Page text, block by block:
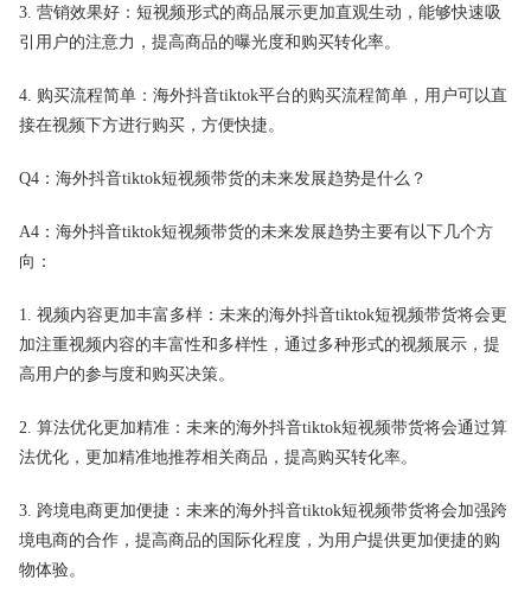
3. 营销效果好：短视频形式的商品展示更加直观生动，能够快速吸
引用户的注意力，提高商品的曝光度和购买转化率。
4. 购买流程简单：海外抖音tiktok平台的购买流程简单，用户可以直
接在视频下方进行购买，方便快捷。
Q4：海外抖音tiktok短视频带货的未来发展趋势是什么？
A4：海外抖音tiktok短视频带货的未来发展趋势主要有以下几个方
向：
1. 视频内容更加丰富多样：未来的海外抖音tiktok短视频带货将会更
加注重视频内容的丰富性和多样性，通过多种形式的视频展示，提
高用户的参与度和购买决策。
2. 算法优化更加精准：未来的海外抖音tiktok短视频带货将会通过算
法优化，更加精准地推荐相关商品，提高购买转化率。
3. 跨境电商更加便捷：未来的海外抖音tiktok短视频带货将会加强跨
境电商的合作，提高商品的国际化程度，为用户提供更加便捷的购
物体验。